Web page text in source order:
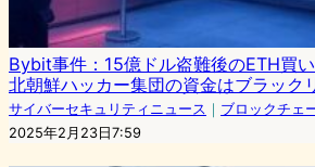
Bybit事件：15億ドル盗難後のETH買い
北朝鮮ハッカー集団の資金はブラック
サイバーセキュリティニュース ｜ ブロックチェ
2025年2月23日7:59